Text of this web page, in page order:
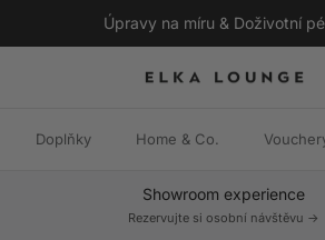
Úpravy na míru & Doživotní
Doplňky Home & Co.
Showroom experience
Rezervujte si osobní návštěvu ->